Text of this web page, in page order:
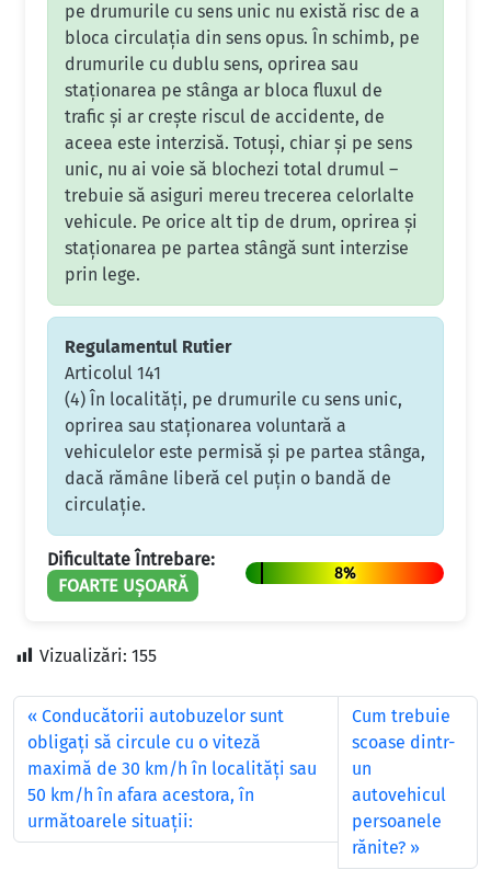
pe drumurile cu sens unic nu există risc de a
bloca circulația din sens opus. În schimb, pe
drumurile cu dublu sens, oprirea sau
staționarea pe stânga ar bloca fluxul de
trafic și ar crește riscul de accidente, de
aceea este interzisă. Totuși, chiar și pe sens
unic, nu ai voie să blochezi total drumul –
trebuie să asiguri mereu trecerea celorlalte
vehicule. Pe orice alt tip de drum, oprirea și
staționarea pe partea stângă sunt interzise
prin lege.
Regulamentul Rutier
Articolul 141
(4) În localităţi, pe drumurile cu sens unic,
oprirea sau staţionarea voluntară a
vehiculelor este permisă şi pe partea stânga,
dacă rămâne liberă cel puţin o bandă de
circulaţie.
Dificultate Întrebare:
FOARTE UȘOARĂ
8%
Vizualizări: 155
Conducătorii autobuzelor sunt
obligaţi să circule cu o viteză
maximă de 30 km/h în localităţi sau
50 km/h în afara acestora, în
următoarele situaţii:
Cum trebuie
scoase dintr-
un
autovehicul
persoanele
rănite?